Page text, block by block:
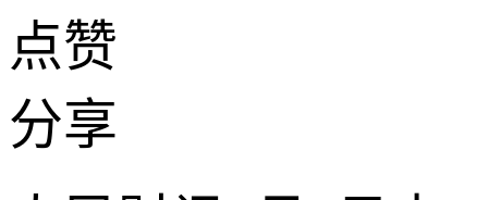
点赞
分享